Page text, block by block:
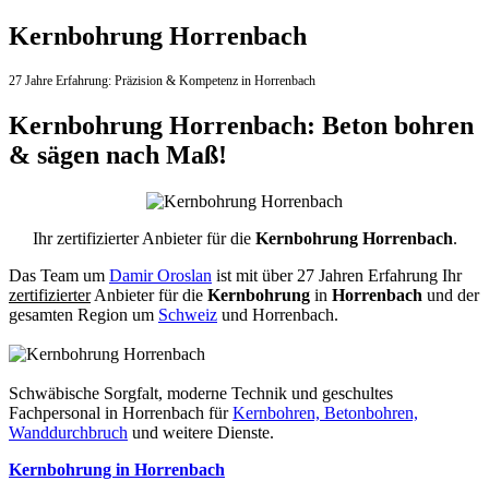
Kernbohrung Horrenbach
27 Jahre Erfahrung: Präzision & Kompetenz in Horrenbach
Kernbohrung Horrenbach: Beton bohren
& sägen nach Maß!
Ihr zertifizierter Anbieter für die Kernbohrung Horrenbach.
Das Team um Damir Oroslan ist mit über 27 Jahren Erfahrung Ihr
zertifizierterAnbieter für die Kernbohrung in Horrenbach und der
gesamten Region um Schweiz und Horrenbach.
Schwäbische Sorgfalt, moderne Technik und geschultes
Fachpersonal in Horrenbach fürKernbohren, Betonbohren,
Wanddurchbruch und weitere Dienste.
Kernbohrung in Horrenbach